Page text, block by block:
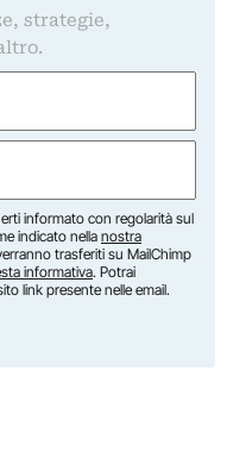
strategie,
informato con regolarità sul
indicato nella nostra
trasferiti su MailChimp
informativa. Potrai
link presente nelle email.